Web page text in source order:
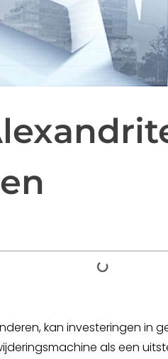
kan investeringen in
als een